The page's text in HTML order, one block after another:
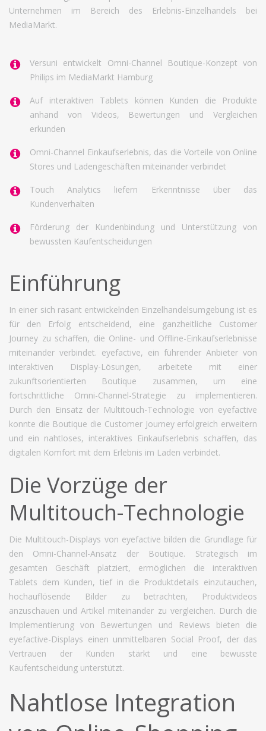
Unternehmen im Bereich des Erlebnis-Einzelhandels bei
MediaMarkt.
Versuni entwickelt Omni-Channel Boutique-Konzept von
Philips im MediaMarkt Hamburg
Auf interaktiven Tablets können Kunden die Produkte
anhand von Videos, Bewertungen und Vergleichen
erkunden
Omni-Channel Einkaufserlebnis, das die Vorteile von Online
Stores und Ladengeschäften miteinander verbindet
Touch Analytics liefern Erkenntnisse über das
Kundenverhalten
Förderung der Kundenbindung und Unterstützung von
bewussten Kaufentscheidungen
Einführung
In einer sich rasant entwickelnden Einzelhandelsumgebung ist es
für den Erfolg entscheidend, eine ganzheitliche Customer
Journey zu schaffen, die Online- und Offline-Einkaufserlebnisse
miteinander verbindet. eyefactive, ein führender Anbieter von
interaktiven Display-Lösungen, arbeitete mit einer
zukunftsorientierten Boutique zusammen, um eine
fortschrittliche Omni-Channel-Strategie zu implementieren.
Durch den Einsatz der Multitouch-Technologie von eyefactive
konnte die Boutique die Customer Journey erfolgreich erweitern
und ein nahtloses, interaktives Einkaufserlebnis schaffen, das
digitalen Komfort mit dem Erlebnis im Laden verbindet.
Die Vorzüge der
Multitouch-Technologie
Die Multitouch-Displays von eyefactive bilden die Grundlage für
den Omni-Channel-Ansatz der Boutique. Strategisch im
gesamten Geschäft platziert, ermöglichen die interaktiven
Tablets dem Kunden, tief in die Produktdetails einzutauchen,
hochauflösende Bilder zu betrachten, Produktvideos
anzuschauen und Artikel miteinander zu vergleichen. Durch die
Implementierung von Bewertungen und Reviews bieten die
eyefactive-Displays einen unmittelbaren Social Proof, der das
Vertrauen der Kunden stärkt und eine bewusste
Kaufentscheidung unterstützt.
Nahtlose Integration